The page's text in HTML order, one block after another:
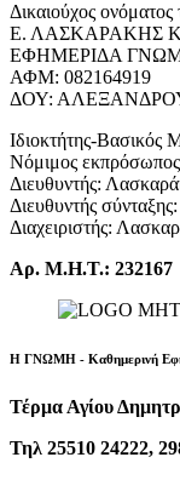
Δικαιούχος
Ε. ΛΑΣΚΑΡΑΚΗΣ
ΕΦΗΜΕΡΙΔΑ
ΑΦΜ: 082164919
ΔΟΥ:
Ιδιοκτήτης-
Νόμιμος
Διευθυντής:
Διευθυντής
Διαχειριστής:
Αρ. Μ.Η.Τ.: 232167
Η ΓΝΩΜΗ - Καθημερινή
Τέρμα Αγίου
Τηλ 25510 24222,